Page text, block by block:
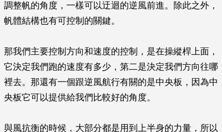
調整帆的角度，一樣可以迂迴的逆風前進。除此之外，
帆體結構也有可控制的關鍵。
那我們主要控制方向和速度的控制，是在操縱桿上面，
它決定我們跑的速度有多少，第二是決定我們方向往哪
裡去。那還有一個跟逆風航行有關的是中央板，因為中
央板它可以提供給我們比較好的角度。
與風抗衡的時候，大部分都是用到上半身的力量，所以